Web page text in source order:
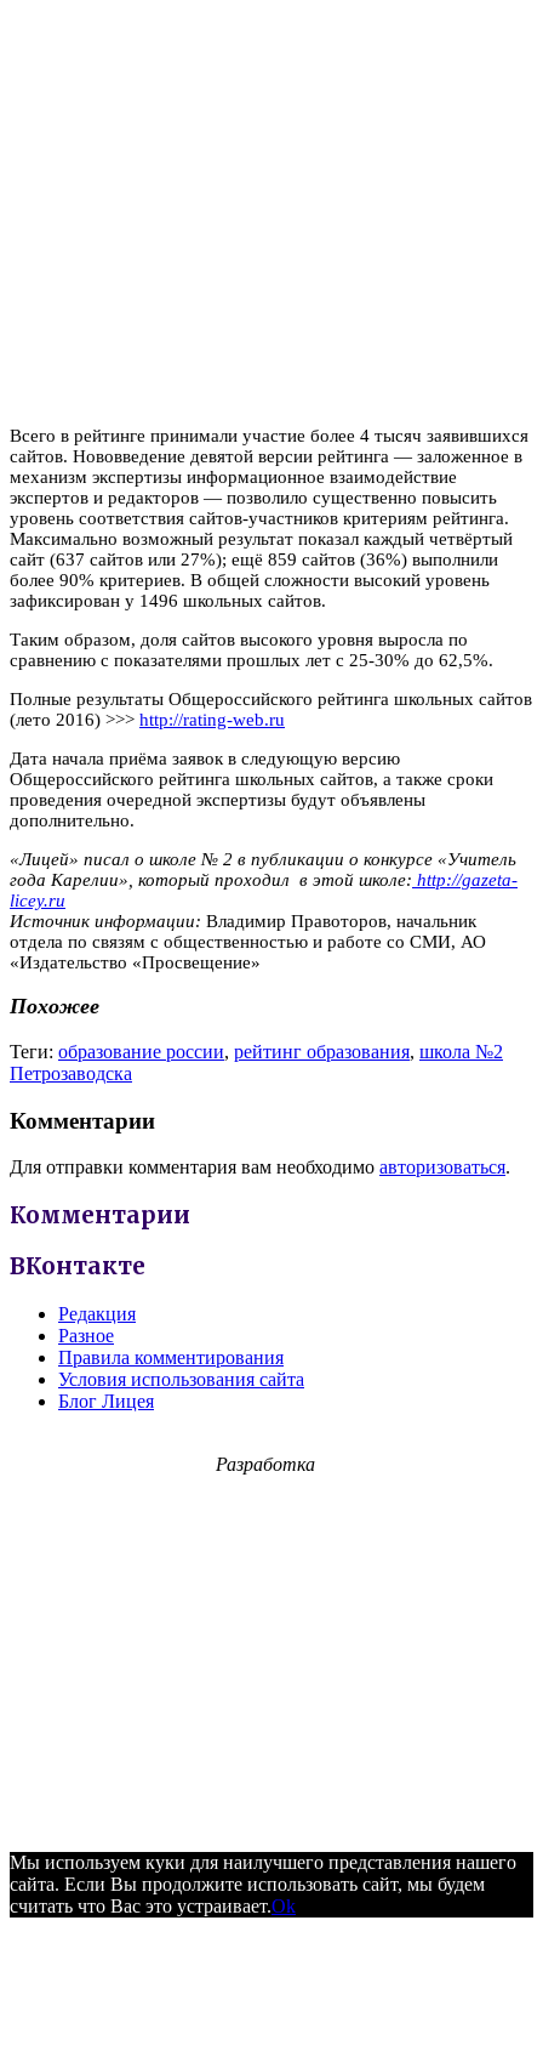
Всего в рейтинге принимали участие более 4 тысяч заявившихся
сайтов. Нововведение девятой версии рейтинга — заложенное в
механизм экспертизы информационное взаимодействие
экспертов и редакторов — позволило существенно повысить
уровень соответствия сайтов-участников критериям рейтинга.
Максимально возможный результат показал каждый четвёртый
сайт (637 сайтов или 27%); ещё 859 сайтов (36%) выполнили
более 90% критериев. В общей сложности высокий уровень
зафиксирован у 1496 школьных сайтов.
Таким образом, доля сайтов высокого уровня выросла по
сравнению с показателями прошлых лет с 25-30% до 62,5%.
Полные результаты Общероссийского рейтинга школьных сайтов
(лето 2016) >>> http://rating-web.ru
Дата начала приёма заявок в следующую версию
Общероссийского рейтинга школьных сайтов, а также сроки
проведения очередной экспертизы будут объявлены
дополнительно.
«Лицей» писал о школе № 2 в публикации о конкурсе «Учитель
года Карелии», который проходил в этой школе: http://gazeta-
licey.ru
Источник информации: Владимир Правоторов, начальник
отдела по связям с общественностью и работе со СМИ, АО
«Издательство «Просвещение»
Похожее
Теги: образование россии, рейтинг образования, школа №2
Петрозаводска
Комментарии
Для отправки комментария вам необходимо авторизоваться.
Комментарии
ВКонтакте
Редакция
Разное
Правила комментирования
Условия использования сайта
Блог Лицея
Разработка
Мы используем куки для наилучшего представления нашего
сайта. Если Вы продолжите использовать сайт, мы будем
считать что Вас это устраивает.Ok